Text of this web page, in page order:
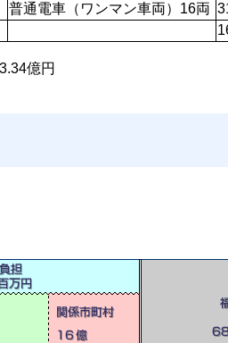
普通電車（ワンマン車両）16両
億円